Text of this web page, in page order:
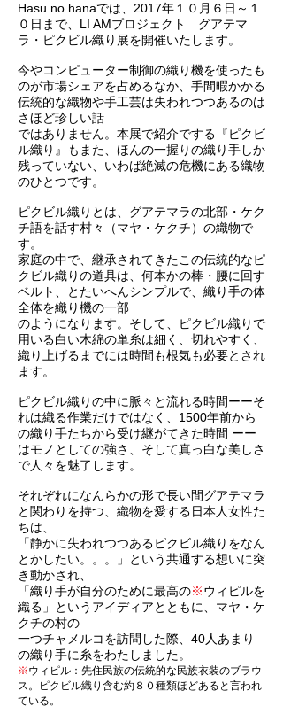
Hasu no hanaでは、2017年１０月６日～１
０日まで、LI AMプロジェクト グアテマ
ラ・ピクビル織り展を開催いたします。
今やコンピューター制御の織り機を使ったも
のが市場シェアを占めるなか、手間暇かかる
伝統的な織物や手工芸は失われつつあるのは
さほど珍しい話
ではありません。 本展で紹介でする『ピクビ
ル織り』もまた、ほんの一握りの織り手しか
残っていない、いわば絶滅の危機にある織物
のひとつです。
ピクビル織りとは、グアテマラの北部・ケク
チ語を話す村々（マヤ・ケクチ）の織物で
す。
家庭の中で、継承されてきたこの伝統的なピ
クビル織りの道具は、何本かの棒・腰に回す
ベルト、とたいへんシンプルで、織り手の体
全体を織り機の一部
のようになります。 そして、ピクビル織りで
用いる白い木綿の単糸は細く、切れやすく、
織り上げるまでには時間も根気も必要とされ
ます。
ピクビル織りの中に脈々と流れる時間ーーそ
れは織る作業だけではなく、1500年前から
の織り手たちから受け継がてきた時間 ーー
はモノとしての強さ、そして真っ白な美しさ
で人々を魅了します。
それぞれになんらかの形で長い間グアテマラ
と関わりを持つ、織物を愛する日本人女性た
ちは、
「静かに失われつつあるピクビル織りをなん
とかしたい。。。」という共通する想いに突
き動かされ、
「織り手が自分のために最高の※ウィピルを
織る」というアイディアとともに、マヤ・ケ
クチの村の
一つチャメルコを訪問した際、40人あまり
の織り手に糸をわたしました。
※ウィピル：先住民族の伝統的な民族衣装のブラウ
ス。ピクビル織り含む約８０種類ほどあると言われ
ている。